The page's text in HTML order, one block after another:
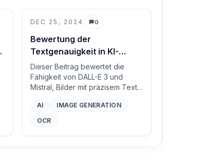
DEC 25, 2024 0
Kommentare
Bewertung der
Textgenauigkeit in KI-
generierten Bildern: Ein
Vergleich von DALL-E 3 und
Mistral
Dieser Beitrag bewertet die
Fähigkeit von DALL-E 3 und
Mistral, Bilder mit präzisem Text,
genau wie in den Prompts
angegeben zu generieren,
AI
IMAGE GENERATION
OCR